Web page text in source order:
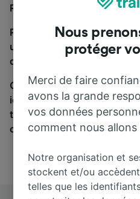
Rotterdam Centraal, vous
Pour trouver des billets de
une recherche ci-dessus.
de trajets et les prix des
Qu’importe votre
ici. Nous collaborons avec
train et de bus. Consultez
cette page.
Nous
protéger
Merci de faire
avons la grande
vos données
comment nous allons
Notre organisation et
stockent et/ou
telles que les